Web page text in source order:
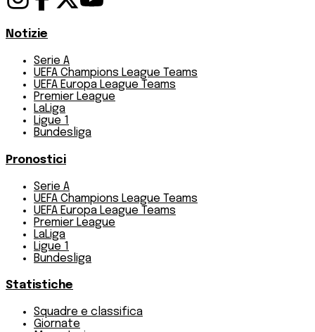
Notizie
Serie A
UEFA Champions League Teams
UEFA Europa League Teams
Premier League
LaLiga
Ligue 1
Bundesliga
Pronostici
Serie A
UEFA Champions League Teams
UEFA Europa League Teams
Premier League
LaLiga
Ligue 1
Bundesliga
Statistiche
Squadre e classifica
Giornate